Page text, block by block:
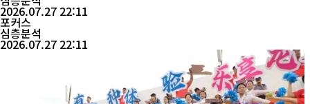
아니다. 국가의 인구 규모와 국토 면적, 도시 구조, 교통 인프라, 국
민의 이동 방식이 복합적으로 반영된 결과라는 점에서 더욱 주목된
다. 국제자...
2026.07.27 22:11
포커스
심층분석
2026.07.27 22:11